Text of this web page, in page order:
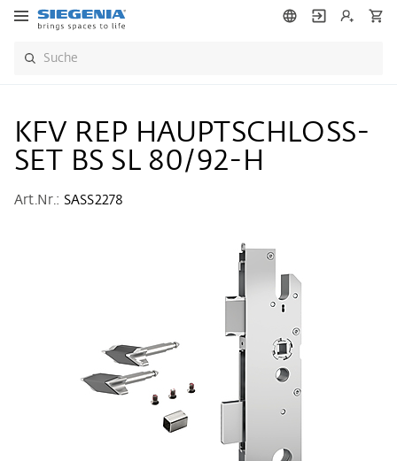
KFV REP HAUPTSCHLOSS-
SET BS SL 80/92-H
Art.Nr.: SASS2278